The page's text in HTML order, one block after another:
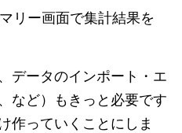
リー画面で集計結果を
データのインポート・エ
など）もきっと必要です
作っていくことにしま